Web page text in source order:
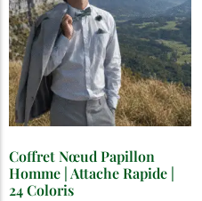
Coffret Nœud Papillon
Homme | Attache Rapide |
24 Coloris